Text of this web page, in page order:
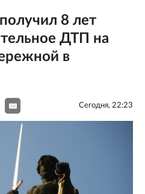
8 лет
ДТП на
в
Сегодня, 22:23